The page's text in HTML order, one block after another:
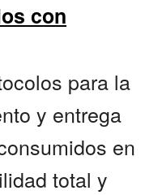
con
para la
y entrega
en
total y